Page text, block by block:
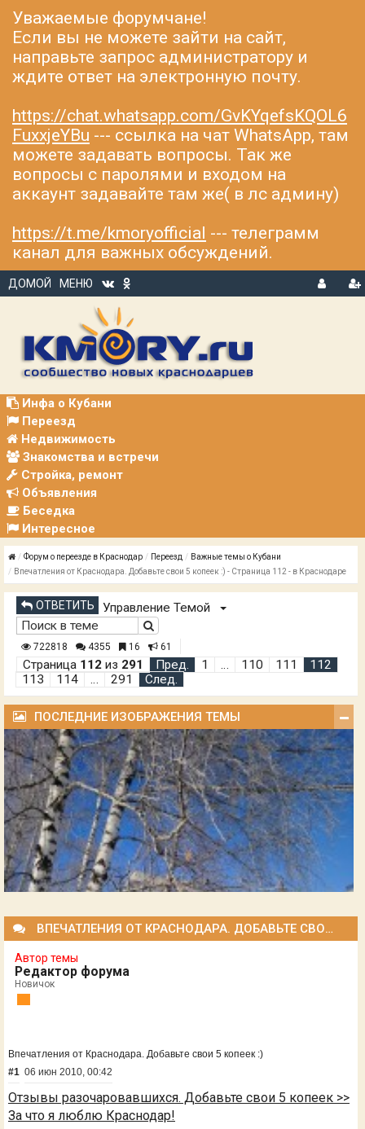
Уважаемые форумчане!
Если вы не можете зайти на сайт,
направьте запрос администратору и
ждите ответ на электронную почту.
https://chat.whatsapp.com/GvKYqefsKQOL6
FuxxjeYBu --- ссылка на чат WhatsApp, там
можете задавать вопросы. Так же
вопросы с паролями и входом на
аккаунт задавайте там же( в лс админу)
https://t.me/kmoryofficial --- телеграмм
канал для важных обсуждений.
ДОМОЙ
МЕНЮ
В
Р
Инфа о Кубани
Переезд
Недвижимость
Знакомства и встречи
Стройка, ремонт
Объявления
Беседка
Интересное
Форум о переезде в Краснодар Переезд
Важные темы о Кубани
Впечатления от Краснодара. Добавьте свои 5 копеек :) - Страница 112 - в Краснодаре
ОТВЕТИТЬ Управление Темой
722818 4355 16 61
Страница 112 из 291 Пред. 1 … 110 111
112
113
114 … 291 След.
ПОСЛЕДНИЕ ИЗОБРАЖЕНИЯ ТЕМЫ
ВПЕЧАТЛЕНИЯ ОТ КРАСНОДАРА. ДОБАВЬТЕ СВОИ 5 КОПЕЕК :)
Автор темы
Редактор форума
Новичок
Впечатления от Краснодара. Добавьте свои 5 копеек :)
#1 06 июн 2010, 00:42
Отзывы разочаровавшихся. Добавьте свои 5 копеек >>
За что я люблю Краснодар!